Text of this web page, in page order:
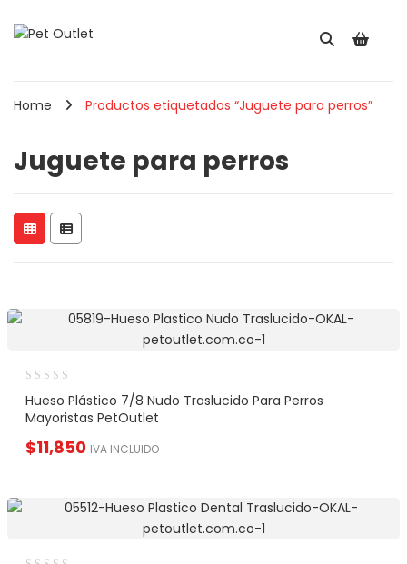
Home Productos etiquetados “Juguete para perros”
Juguete para perros
Hueso Plástico 7/8 Nudo Traslucido Para Perros
Mayoristas PetOutlet
$11,850 IVA INCLUIDO